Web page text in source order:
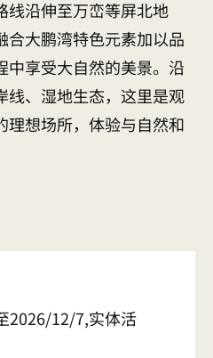
线沿伸至万峦等屏北地
合大鹏湾特色元素加以品
中享受大自然的美景。沿
线、湿地生态，这里是观
理想场所，体验与自然和
2026/12/7,实体活